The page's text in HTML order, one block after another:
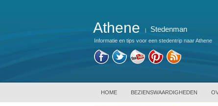
Athene Stedenman
Informatie en tips voor een stedentrip naar Athene
HOME BEZIENSWAARDIGHEDEN